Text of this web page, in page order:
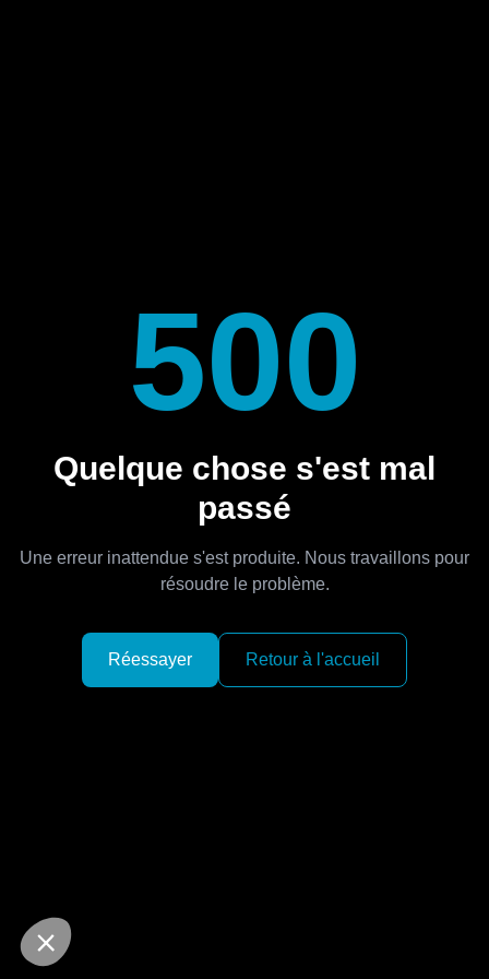
500
Quelque chose s'est mal
passé
Une erreur inattendue s'est produite. Nous travaillons pour
résoudre le problème.
Réessayer Retour à l'accueil